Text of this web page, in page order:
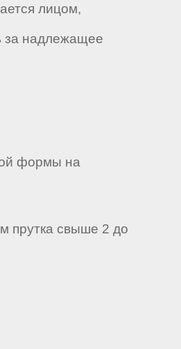
лицом,
за надлежащее
формы на
прутка свыше 2 до